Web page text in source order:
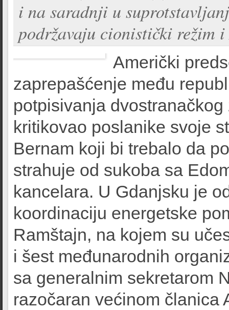
i na saradnji u
podržavaju cionistički režim
Američki
zaprepašćenje među
potpisivanja
kritikovao poslanike svoje
Bernam koji bi trebalo da
strahuje od sukoba sa
kancelara. U Gdanjsku je
koordinaciju energetske
Ramštajn, na kojem su
i šest međunarodnih
sa generalnim sekretarom
razočaran većinom članica